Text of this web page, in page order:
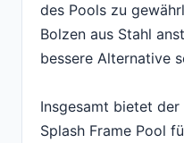
des Pools zu
Bolzen aus Stahl
bessere Alternative
Insgesamt bietet
Splash Frame Pool